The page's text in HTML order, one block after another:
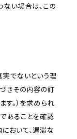
ない場合は、この
実でないという理
きその内容の訂
す。）を求められ
あることを確認
おいて、遅滞な